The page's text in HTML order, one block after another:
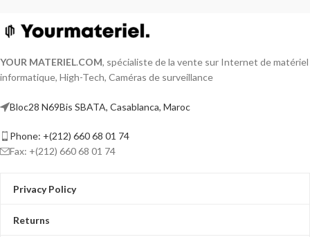
YOUR MATERIEL.COM, spécialiste de la vente sur Internet de matériel
informatique, High-Tech, Caméras de surveillance
Bloc28 N69Bis SBATA, Casablanca, Maroc
Phone: +(212) 660 68 01 74
Fax: +(212) 660 68 01 74
Privacy Policy
Returns